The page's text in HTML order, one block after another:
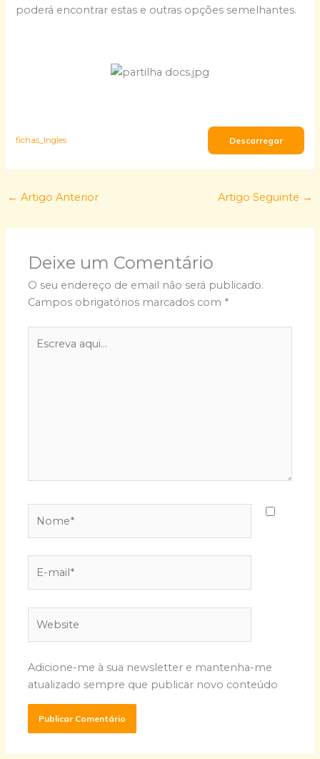
poderá encontrar estas e outras opções semelhantes.
fichas_Ingles Descarregar
← Artigo Anterior Artigo Seguinte →
Deixe um Comentário
O seu endereço de email não será publicado.
Campos obrigatórios marcados com *
aqui...
Adicione-me à sua newsletter e mantenha-me
atualizado sempre que publicar novo conteúdo